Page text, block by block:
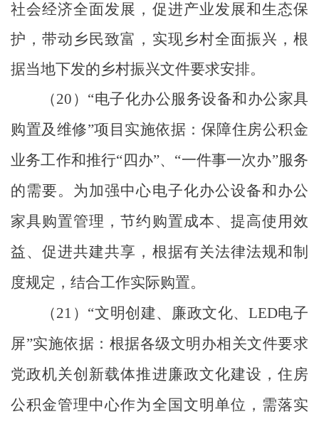
社会经济全面发展，促进产业发展和生态保
护，带动乡民致富，实现乡村全面振兴，根
据当地下发的乡村振兴文件要求安排。
（20 ） “电子化办公服务设备和办公家具
购置及维修”项目实施依据：保障住房公积金
业务工作和推行“四办”、 “一件事一次办”服务
的需要。为加强中心电子化办公设备和办公
家具购置管理，节约购置成本、提高使用效
益、促进共建共享，根据有关法律法规和制
度规定，结合工作实际购置。
（21 ） “文明创建、廉政文化、 LED电子
屏”实施依据：根据各级文明办相关文件要求
党政机关创新载体推进廉政文化建设，住房
公积金管理中心作为全国文明单位，需落实